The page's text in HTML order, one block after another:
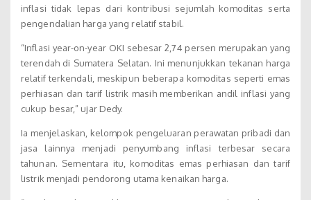
inflasi tidak lepas dari kontribusi sejumlah komoditas serta
pengendalian harga yang relatif stabil.
“Inflasi year-on-year OKI sebesar 2,74 persen merupakan yang
terendah di Sumatera Selatan. Ini menunjukkan tekanan harga
relatif terkendali, meskipun beberapa komoditas seperti emas
perhiasan dan tarif listrik masih memberikan andil inflasi yang
cukup besar,” ujar Dedy.
Ia menjelaskan, kelompok pengeluaran perawatan pribadi dan
jasa lainnya menjadi penyumbang inflasi terbesar secara
tahunan. Sementara itu, komoditas emas perhiasan dan tarif
listrik menjadi pendorong utama kenaikan harga.